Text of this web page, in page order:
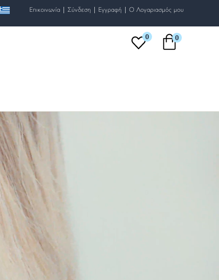
Επικοινωνία | Σύνδεση | Εγγραφή | O Λογαριασμός μου
0 0